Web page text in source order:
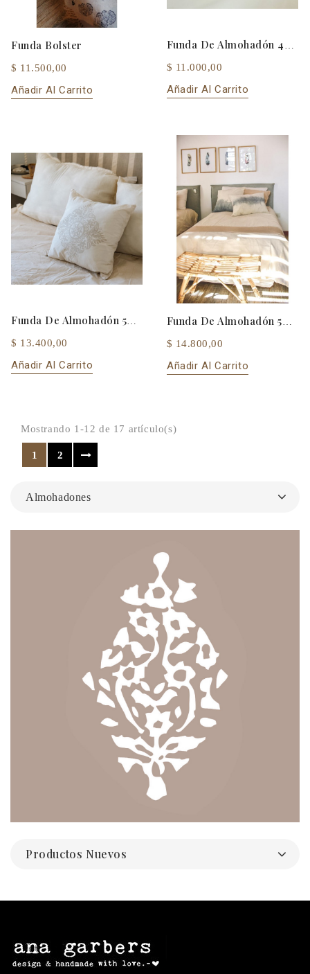
Funda Bolster
$ 11.500,00
Añadir Al Carrito
Funda De Almohadón 40x40
$ 11.000,00
Añadir Al Carrito
Funda De Almohadón 50x50
$ 13.400,00
Añadir Al Carrito
$ 14.800,00
Añadir Al Carrito
Mostrando 1-12 de 17 artículo(s)
1 2
Almohadones
Productos Nuevos